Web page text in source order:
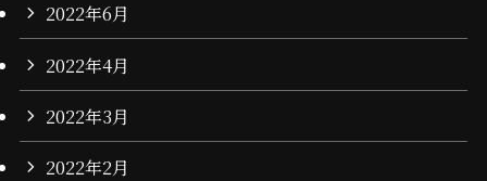
2022年6月
2022年4月
2022年3月
2022年2月